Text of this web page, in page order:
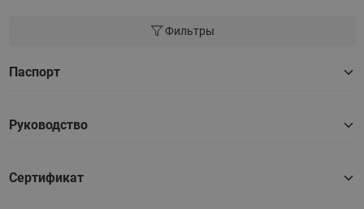
Фильтры
Паспорт
Руководство
Сертификат